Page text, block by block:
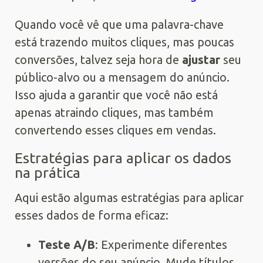
Quando você vê que uma palavra-chave
está trazendo muitos cliques, mas poucas
conversões, talvez seja hora de ajustar seu
público-alvo ou a mensagem do anúncio.
Isso ajuda a garantir que você não está
apenas atraindo cliques, mas também
convertendo esses cliques em vendas.
Estratégias para aplicar os dados
na prática
Aqui estão algumas estratégias para aplicar
esses dados de forma eficaz:
Teste A/B: Experimente diferentes